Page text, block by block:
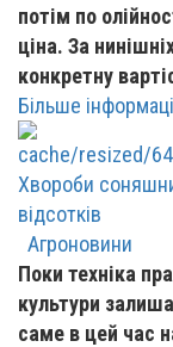
потім по
ціна. За
конкретну
Більше
Хвороби
відсотків
Агроновини
Поки техніка
культури
саме в цей час